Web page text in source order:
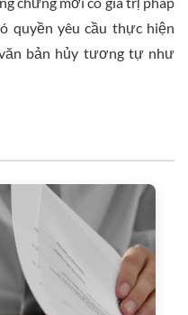
quyền yêu cầu thực hiện
bản hủy tương tự như